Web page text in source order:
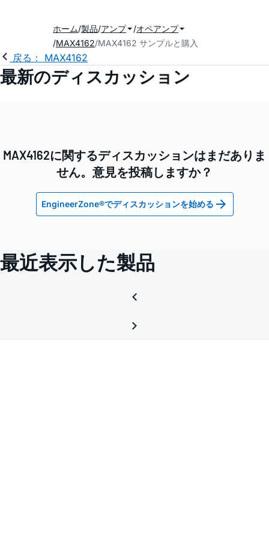
ホーム 製品 アンプ
オペアンプ
MAX4162 MAX4162 サンプルと購入
戻る： MAX4162
最新のディスカッション
MAX4162に関するディスカッションはまだありま
せん。意見を投稿しますか？
EngineerZone®でディスカッションを始める
最近表示した製品